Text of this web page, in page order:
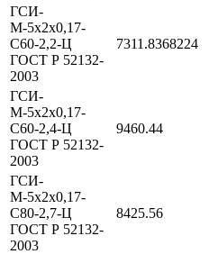
ГСИ-
М-5х2х0,17-
С60-2,2-Ц
ГОСТ Р 52132-
2003
7311.8368224
ГСИ-
М-5х2х0,17-
С60-2,4-Ц
ГОСТ Р 52132-
2003
9460.44
ГСИ-
М-5х2х0,17-
С80-2,7-Ц
ГОСТ Р 52132-
2003
8425.56